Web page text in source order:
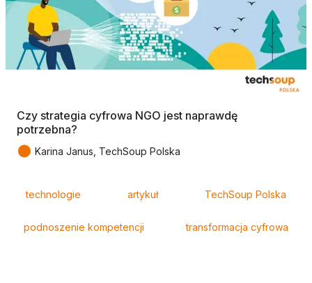
Czy strategia cyfrowa NGO jest naprawdę
potrzebna?
● Karina Janus, TechSoup Polska
technologie artykuł TechSoup Polska
podnoszenie kompetencji transformacja cyfrowa